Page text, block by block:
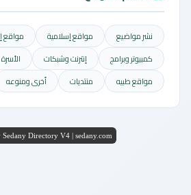
نشر مواضيع مواقع إسلامية
مواقع
كمبيوتر وبرامج
إنترنت وشبكات
مواقع طبيه
منتديات أخرى ومنوعه
Sedany Directory V4 | sedany.com